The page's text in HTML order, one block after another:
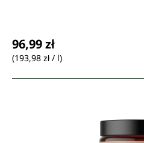
96,99 zł
(193,98 zł / l)